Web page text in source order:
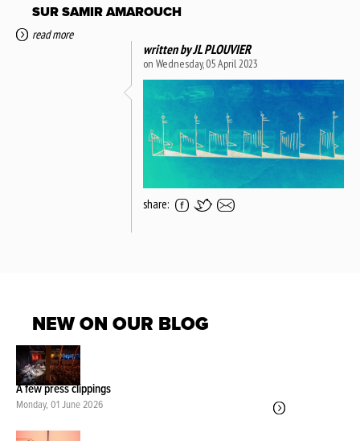
SUR SAMIR AMAROUCH
read more
written byJL PLOUVIER
on Wednesday, 05 April 2023
share:
NEW ON OUR BLOG
A few press clippings
Monday, 01 June 2026